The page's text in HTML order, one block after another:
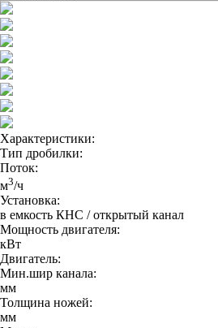
Характеристики:
Тип дробилки:
Поток:
м3/ч
Установка:
в емкость КНС / открытый канал
Мощность двигателя:
кВт
Двигатель:
Мин.шир канала:
мм
Толщина ножей:
мм